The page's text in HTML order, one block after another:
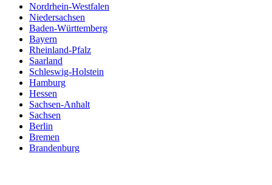
Nordrhein-Westfalen
Niedersachsen
Baden-Württemberg
Bayern
Rheinland-Pfalz
Saarland
Schleswig-Holstein
Hamburg
Hessen
Sachsen-Anhalt
Sachsen
Berlin
Bremen
Brandenburg